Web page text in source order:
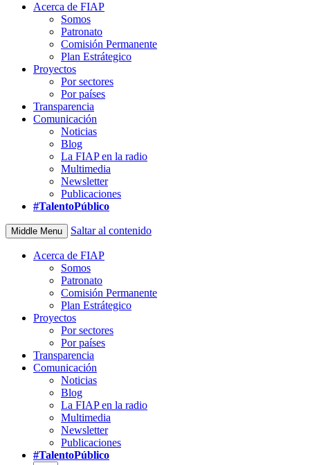
Acerca de FIAP
Somos
Patronato
Comisión Permanente
Plan Estrátegico
Proyectos
Por sectores
Por países
Transparencia
Comunicación
Noticias
Blog
La FIAP en la radio
Multimedia
Newsletter
Publicaciones
#TalentoPúblico
Middle Menu Saltar al contenido
Acerca de FIAP
Somos
Patronato
Comisión Permanente
Plan Estrátegico
Proyectos
Por sectores
Por países
Transparencia
Comunicación
Noticias
Blog
La FIAP en la radio
Multimedia
Newsletter
Publicaciones
#TalentoPúblico